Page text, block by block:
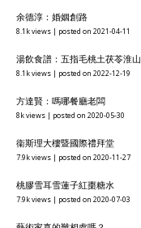
余德淳：婚姻創路
8.1k views | posted on 2021-04-11
湯飲食譜：五指毛桃土茯苓淮山
8.1k views | posted on 2022-12-19
方達賢：嗎哪餐廳老闆
8k views | posted on 2020-05-30
衞斯理大樓暨國際禮拜堂
7.9k views | posted on 2020-11-27
桃膠雪耳雪蓮子紅棗糖水
7.9k views | posted on 2020-07-03